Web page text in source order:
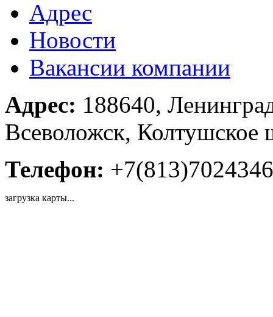
Адрес
Новости
Вакансии компании
Адрес: 188640,
Всеволожск, Колтушское
Телефон: +7(813)7024346
загрузка карты...